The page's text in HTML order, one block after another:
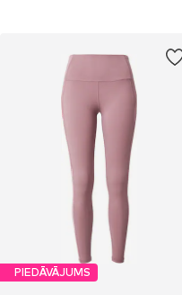
PIEDĀVĀJUMS